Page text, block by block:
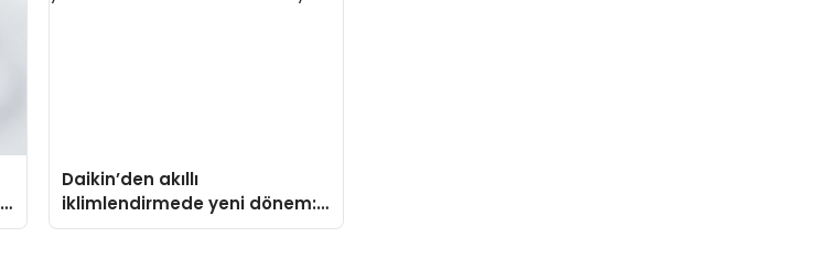
Daikin’den akıllı
iklimlendirmede yeni dönem:
Madoka Plus Türkiye’de